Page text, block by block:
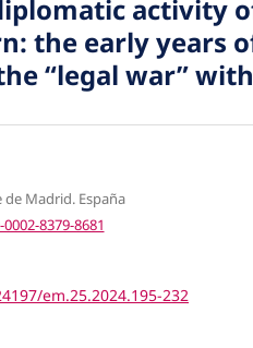
activity
the early years
“legal war”
Madrid. España
8379-8681
em.25.2024.195-232